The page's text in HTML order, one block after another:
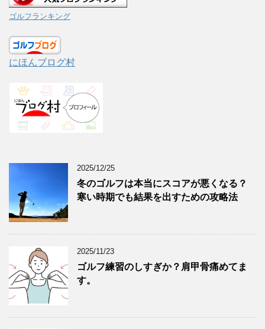
ゴルフランキング
にほんブログ村
2025/12/25
冬のゴルフは本当にスコアが悪くなる？
寒い時期でも結果を出すための攻略法
2025/11/23
ゴルフ練習のしすぎか？肩甲骨痛めてま
す。